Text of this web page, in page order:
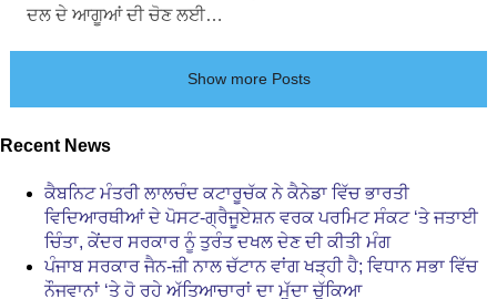
ਦਲ ਦੇ ਆਗੂਆਂ ਦੀ ਚੋਣ ਲਈ…
Show more Posts
Recent News
ਕੈਬਨਿਟ ਮੰਤਰੀ ਲਾਲਚੰਦ ਕਟਾਰੂਚੱਕ ਨੇ ਕੈਨੇਡਾ ਵਿੱਚ ਭਾਰਤੀ
ਵਿਦਿਆਰਥੀਆਂ ਦੇ ਪੋਸਟ-ਗ੍ਰੈਜੂਏਸ਼ਨ ਵਰਕ ਪਰਮਿਟ ਸੰਕਟ ‘ਤੇ ਜਤਾਈ
ਚਿੰਤਾ, ਕੇਂਦਰ ਸਰਕਾਰ ਨੂੰ ਤੁਰੰਤ ਦਖਲ ਦੇਣ ਦੀ ਕੀਤੀ ਮੰਗ
ਪੰਜਾਬ ਸਰਕਾਰ ਜੈਨ-ਜ਼ੀ ਨਾਲ ਚੱਟਾਨ ਵਾਂਗ ਖੜ੍ਹੀ ਹੈ; ਵਿਧਾਨ ਸਭਾ ਵਿੱਚ
ਨੌਜਵਾਨਾਂ ‘ਤੇ ਹੋ ਰਹੇ ਅੱਤਿਆਚਾਰਾਂ ਦਾ ਮੁੱਦਾ ਚੁੱਕਿਆ